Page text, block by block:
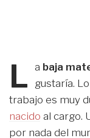
L a baja
gustaría.
trabajo es muy
nacido al cargo.
por nada del